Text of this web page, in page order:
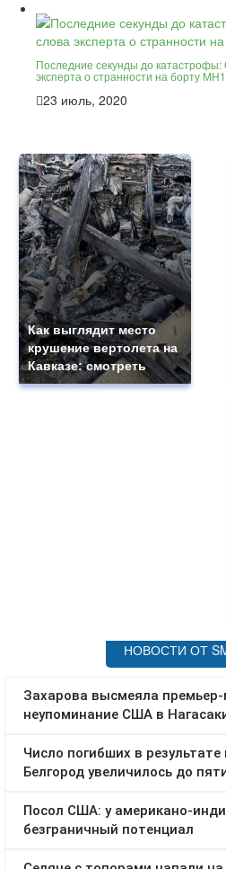
Последние секунды до катастрофы:
эксперта о странности на борту
23 июль, 2020
Как выглядит место
крушение вертолета на
Кавказе: смотреть